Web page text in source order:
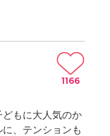
もに大人気のか
、テンションも
1166